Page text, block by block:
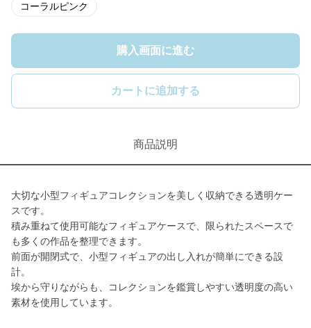
コーラルピンク
購入画面に進む
カートに追加する
商品説明
大切な小型フィギュアコレクションを美しく収納できる透明ケー
スです。
積み重ねて使用可能なフィギュアケースで、限られたスペースで
も多くの作品を整理できます。
前面が開閉式で、小型フィギュアの出し入れが簡単にできる設
計。
埃から守りながらも、コレクションを鑑賞しやすい透明度の高い
素材を使用しています。